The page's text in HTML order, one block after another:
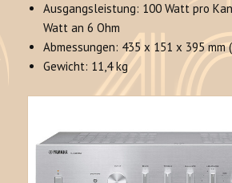
Ausgangsleistung: 100 Watt pro
Watt an 6 Ohm
Abmessungen: 435 x 151 x 395 mm
Gewicht: 11,4 kg